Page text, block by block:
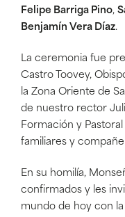
Felipe Barriga Pino,
Benjamín Vera Díaz.
La ceremonia fue
Castro Toovey,
la Zona Oriente de
de nuestro rector
Formación y
familiares y
En su homilía,
confirmados y les
mundo de hoy con